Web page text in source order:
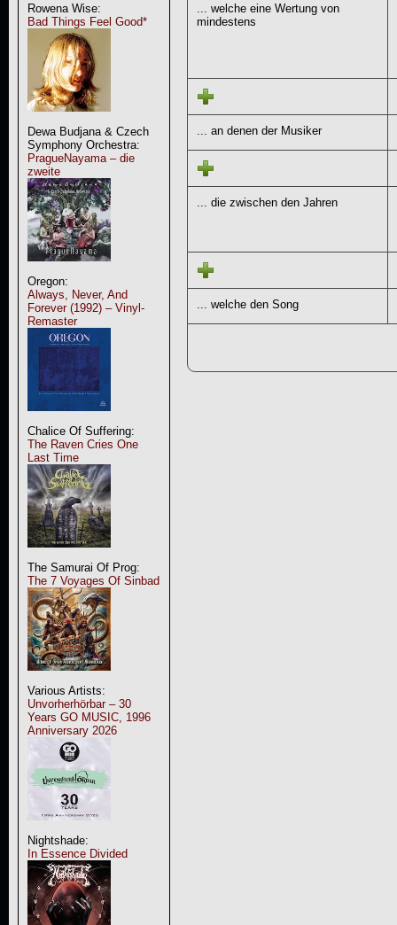
Rowena Wise:
Bad Things Feel Good*
Dewa Budjana & Czech
Symphony Orchestra:
PragueNayama – die
zweite
Oregon:
Always, Never, And
Forever (1992) – Vinyl-
Remaster
Chalice Of Suffering:
The Raven Cries One
Last Time
The Samurai Of Prog:
The 7 Voyages Of Sinbad
Various Artists:
Unvorherhörbar – 30
Years GO MUSIC, 1996
Anniversary 2026
Nightshade:
In Essence Divided
... welche eine Wertung von
mindestens
... an denen der Musiker
... die zwischen den Jahren
... welche den Song